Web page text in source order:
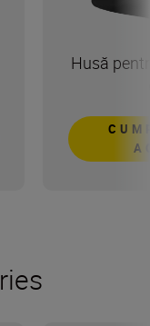
Husă